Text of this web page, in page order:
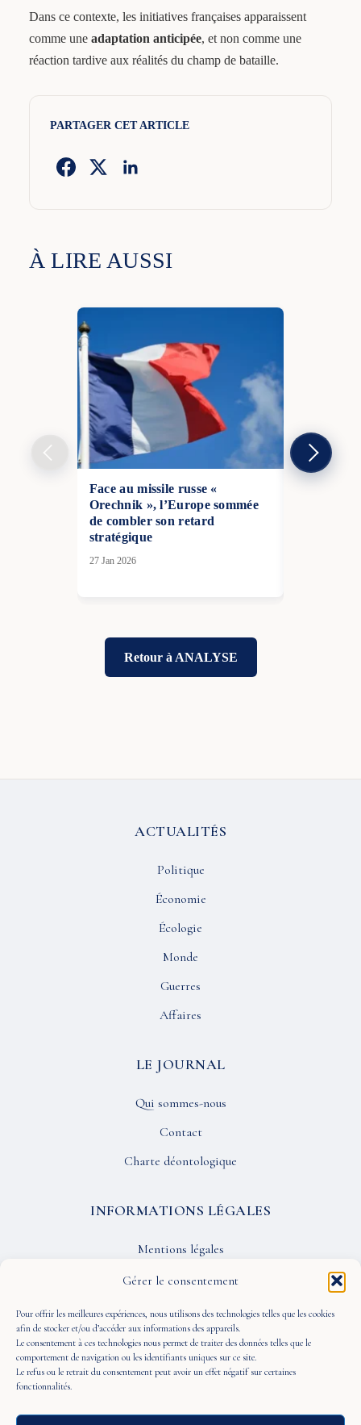
Gérer le consentement
Pour offrir les meilleures expériences, nous utilisons des technologies telles que les cookies
afin de stocker et/ou d’accéder aux informations des appareils.
Le consentement à ces technologies nous permet de traiter des données telles que le
comportement de navigation ou les identifiants uniques sur ce site.
Le refus ou le retrait du consentement peut avoir un effet négatif sur certaines
fonctionnalités.
Dans ce contexte, les initiatives françaises apparaissent
comme une adaptation anticipée, et non comme une
réaction tardive aux réalités du champ de bataille.
PARTAGER CET ARTICLE
À LIRE AUSSI
Face au missile russe «
Orechnik », l’Europe sommée
de combler son retard
stratégique
27 Jan 2026
Retour à ANALYSE
ACTUALITÉS
Politique
Économie
Écologie
Monde
Guerres
Affaires
LE JOURNAL
Qui sommes-nous
Contact
Charte déontologique
INFORMATIONS LÉGALES
Mentions légales
Confidentialité
CGU
SUIVEZ-NOUS